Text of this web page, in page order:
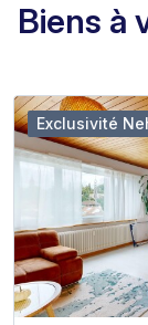
Biens à
Exclusivité